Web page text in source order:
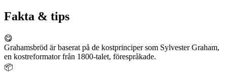
Fakta & tips
😋
Grahamsbröd är baserat på de kostprinciper som Sylvester Graham,
en kostreformator från 1800-talet, förespråkade.
📦